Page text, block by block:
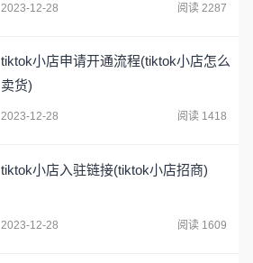
2023-12-28 阅读 2287
tiktok小店申请开通流程(tiktok小店怎么
卖货)
2023-12-28 阅读 1418
tiktok小店入驻链接(tiktok小店招商)
2023-12-28 阅读 1609